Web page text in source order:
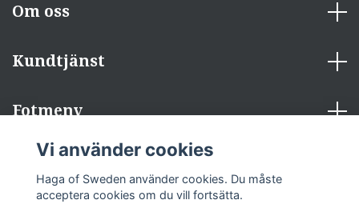
Om oss
Kundtjänst
Fotmeny
Sociala medier
Vi använder cookies
Haga of Sweden använder cookies. Du måste
acceptera cookies om du vill fortsätta.